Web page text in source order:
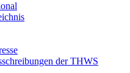
der THWS